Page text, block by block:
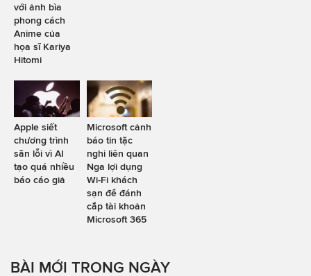
với ảnh bìa
phong cách
Anime của
họa sĩ Kariya
Hitomi
Apple siết
chương trình
săn lỗi vì AI
tạo quá nhiều
báo cáo giả
Microsoft cảnh
báo tin tặc
nghi liên quan
Nga lợi dụng
Wi-Fi khách
sạn để đánh
cắp tài khoản
Microsoft 365
BÀI MỚI TRONG NGÀY